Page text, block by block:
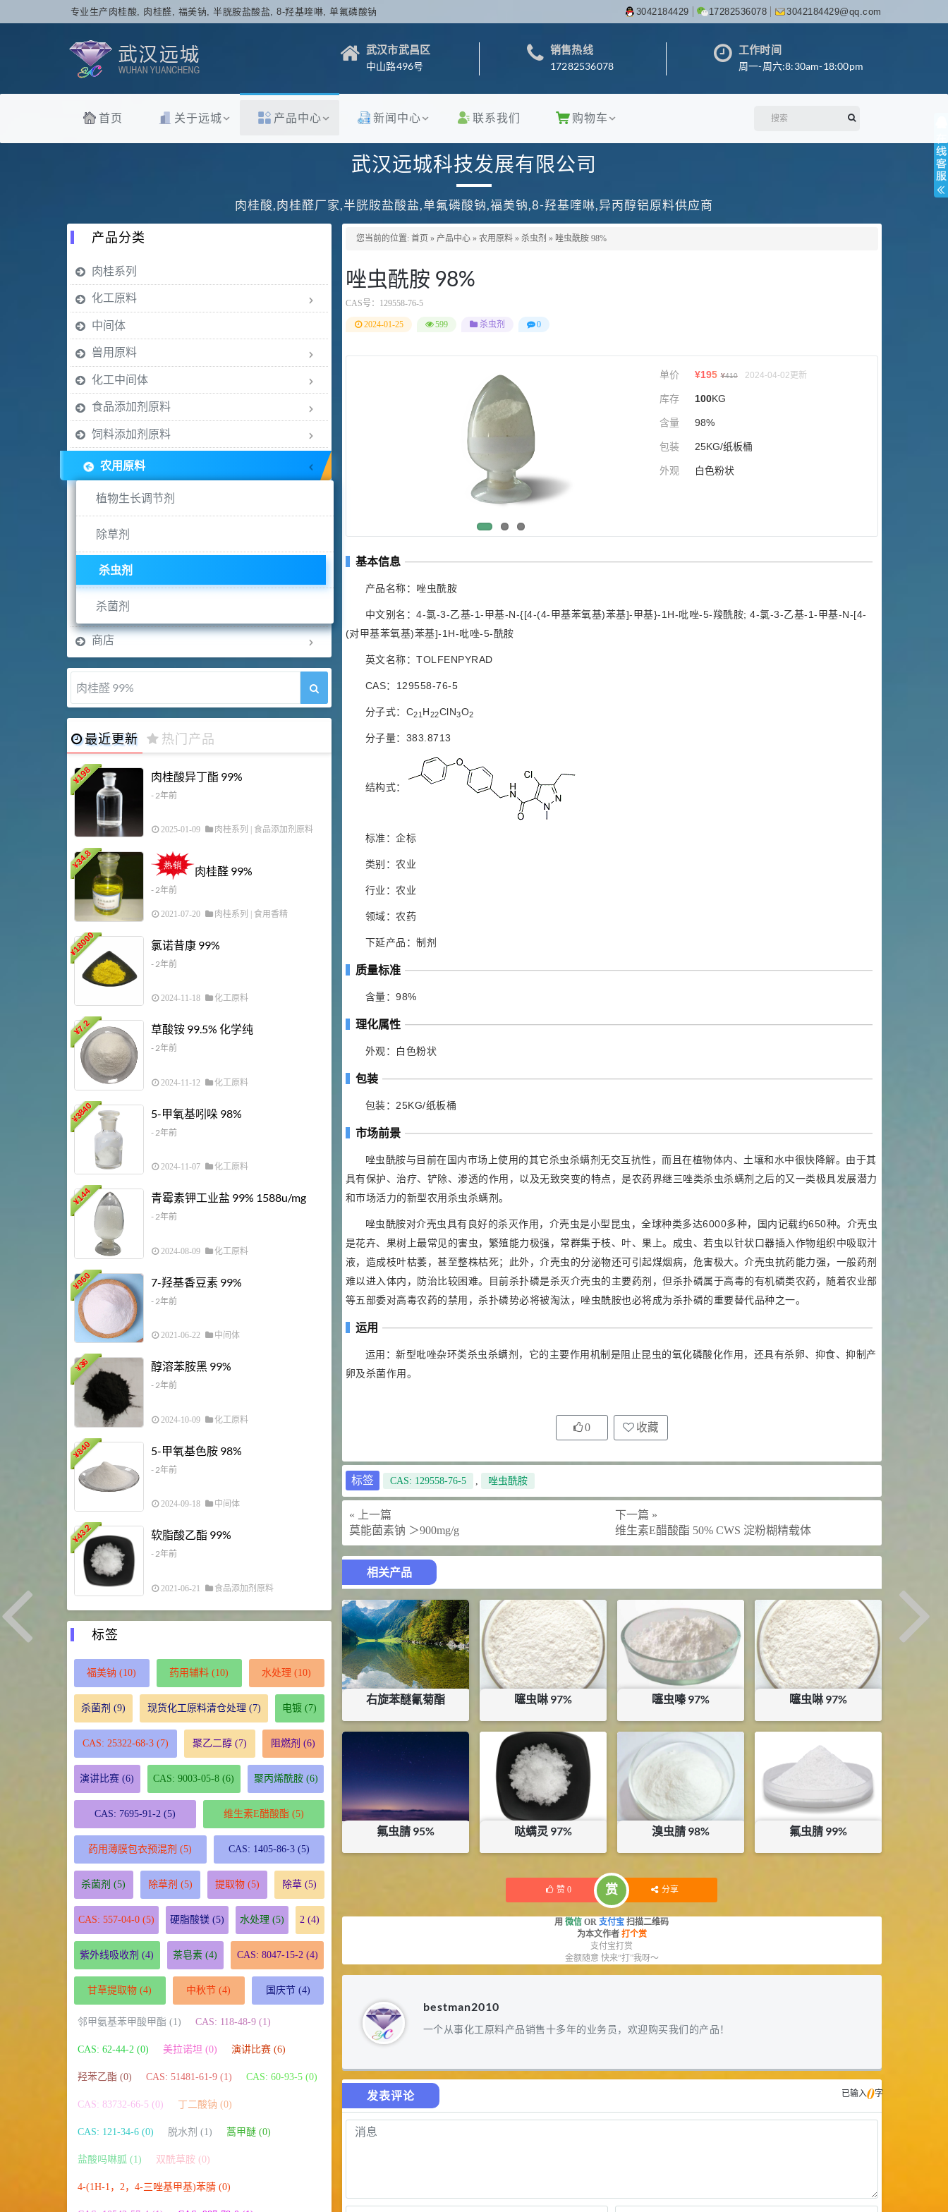
专业生产肉桂酸, 肉桂醛, 福美钠, 半胱胺盐酸盐, 8-羟基喹啉, 单氟磷酸钠 3042184429 17282536078 3042184429@qq.com
武汉市武昌区
中山路496号
销售热线
17282536078
工作时间
周一-周六:8:30am-18:00pm
首页 关于远城 产品中心 新闻中心 联系我们 购物车
武汉远城科技发展有限公司
肉桂酸,肉桂醛厂家,半胱胺盐酸盐,单氟磷酸钠,福美钠,8-羟基喹啉,异丙醇铝原料供应商
您当前的位置: 首页 » 产品中心 » 农用原料 » 杀虫剂 » 唑虫酰胺 98%
唑虫酰胺 98%
CAS号： 129558-76-5
2024-01-25 599 杀虫剂 0
单价 ¥195 ¥410 2024-04-02更新
库存 100KG
含量 98%
包装 25KG/纸板桶
外观 白色粉状
基本信息
产品名称：唑虫酰胺
中文别名：4-氯-3-乙基-1-甲基-N-{[4-(4-甲基苯氧基)苯基]-甲基}-1H-吡唑-5-羧酰胺; 4-氯-3-乙基-1-甲基-N-[4-
(对甲基苯氧基)苯基]-1H-吡唑-5-酰胺
英文名称：TOLFENPYRAD
CAS：129558-76-5
分子式：C21 H22ClN3O2
分子量：383.8713
结构式：
标准：企标
类别：农业
行业：农业
领域：农药
下延产品：制剂
质量标准
含量：98%
理化属性
外观：白色粉状
包装
包装：25KG/纸板桶
市场前景
唑虫酰胺与目前在国内市场上使用的其它杀虫杀螨剂无交互抗性，而且在植物体内、土壤和水中很快降解。由于其
具有保护、治疗、铲除、渗透的作用，以及无致突变的特点，是农药界继三唑类杀虫杀螨剂之后的又一类极具发展潜力
和市场活力的新型农用杀虫杀螨剂。
唑虫酰胺对介壳虫具有良好的杀灭作用，介壳虫是小型昆虫，全球种类多达6000多种，国内记载约650种。介壳虫
是花卉、果树上最常见的害虫，繁殖能力极强，常群集于枝、叶、果上。成虫、若虫以针状口器插入作物组织中吸取汁
液，造成枝叶枯萎，甚至整株枯死；此外，介壳虫的分泌物还可引起煤烟病，危害极大。介壳虫抗药能力强，一般药剂
难以进入体内，防治比较困难。目前杀扑磷是杀灭介壳虫的主要药剂，但杀扑磷属于高毒的有机磷类农药，随着农业部
等五部委对高毒农药的禁用，杀扑磷势必将被淘汰，唑虫酰胺也必将成为杀扑磷的重要替代品种之一。
运用
运用：新型吡唑杂环类杀虫杀螨剂，它的主要作用机制是阻止昆虫的氧化磷酸化作用，还具有杀卵、抑食、抑制产
卵及杀菌作用。
0 收藏
标签 CAS: 129558-76-5 , 唑虫酰胺
« 上一篇
莫能菌素钠 ＞900mg/g
下一篇 »
维生素E醋酸酯 50% CWS 淀粉糊精载体
相关产品
右旋苯醚氰菊酯
¥300
噻虫啉 97%
¥150
库存：21 KG
噻虫嗪 97%
¥130
库存：105.315KG
噻虫啉 97%
¥150
库存：25
氟虫腈 95% 哒螨灵 97%
库存：120KG
溴虫腈 98%
库存：4.4KG
氟虫腈 99%
赞 0 赏 分享
用 微信 OR 支付宝 扫描二维码
为本文作者 打个赏
支付宝打赏
金额随意 快来“打”我呀～
bestman2010
一个从事化工原料产品销售十多年的业务员，欢迎购买我们的产品！
发表评论 已输入0字
产品分类
肉桂系列
化工原料
中间体
兽用原料
化工中间体
食品添加剂原料
饲料添加剂原料
农用原料
植物生长调节剂
除草剂
杀虫剂
杀菌剂
商店
肉桂醛 99%
最近更新 热门产品
¥
198 肉桂酸异丁酯 99%
- 2年前
2025-01-09 肉桂系列 食品添加剂原料
¥
34.8
肉桂醛 99%
- 2年前
2021-07-20 肉桂系列 | 食用香精
¥
18000 氯诺昔康 99%
- 2年前
2024-11-18 化工原料
¥
7.2 草酸铵 99.5% 化学纯
- 2年前
2024-11-12 化工原料
¥
3840 5-甲氧基吲哚 98%
- 2年前
2024-11-07 化工原料
¥
144 青霉素钾工业盐 99% 1588u/mg
- 2年前
2024-08-09 化工原料
¥
960 7-羟基香豆素 99%
- 2年前
2021-06-22 中间体
¥
36 醇溶苯胺黑 99%
- 2年前
2024-10-09 化工原料
¥
840 5-甲氧基色胺 98%
- 2年前
2024-09-18 中间体
¥
43.2 软脂酸乙酯 99%
- 2年前
2021-06-21 食品添加剂原料
1 胍基乙酸 98%
2
3 多效唑 90%
4 N-羟甲基丙烯酰胺 98% NMA
浏览量 - 1.98w
2021-06-22 化工原料
对甲氧基苯甲醛（茴香醛）
99.5%
2021-06-19 化工原料
69.6 6
S-羧甲基-L-半胱氨酸(羧甲司坦)
2021-05-30 化工原料
27 抗氧剂BHT 99.5%
浏览量 - 1.64w
11.25
34.8 10 DL-蛋氨酸 99%
浏览量 - 1.48w
2021-06-21 食品添加剂原料
标签
福美钠 (10) 药用辅料 (10) 水处理 (10)
杀菌剂 (9) 现货化工原料清仓处理 (7) 电镀 (7)
CAS: 25322-68-3(7) 聚乙二醇(7) 阻燃剂 (6)
演讲比赛 (6) CAS: 9003-05-8 (6) 聚丙烯酰胺(6)
CAS: 7695-91-2 (5) 维生素E醋酸酯(5)
药用薄膜包衣预混剂 (5) CAS: 1405-86-3(5)
杀菌剂 (5) 除草剂 (5) 提取物(5) 除草(5)
CAS: 557-04-0(5) 硬脂酸镁(5) 水处理 (5) 2 (4)
紫外线吸收剂 (4) 茶皂素 (4) CAS: 8047-15-2 (4)
甘草提取物 (4) 中秋节 (4) 国庆节(4)
邻甲氨基苯甲酸甲酯 (1) CAS: 118-48-9 (1)
CAS: 62-44-2 (0) 美拉诺坦 (0) 演讲比赛 (6)
羟苯乙酯 (0) CAS: 51481-61-9 (1) CAS: 60-93-5 (0)
CAS: 83732-66-5 (0) 丁二酸钠 (0)
CAS: 121-34-6 (0) 脱水剂 (1) 蒿甲醚 (0)
盐酸吗啉胍 (1) 双酰草胺 (0)
4-(1H-1，2，4-三唑基甲基)苯腈 (0)